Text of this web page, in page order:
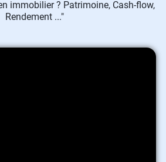
immobilier ? Patrimoine, Cash-flow,
Rendement ..."